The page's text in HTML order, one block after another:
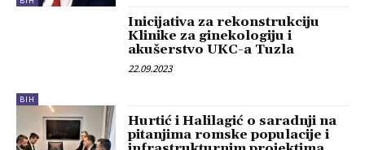
BIH
Inicijativa za rekonstrukciju
Klinike za ginekologiju i
akušerstvo UKC-a Tuzla
22.09.2023
Hurtić i Halilagić o saradnji na
pitanjima romske populacije i